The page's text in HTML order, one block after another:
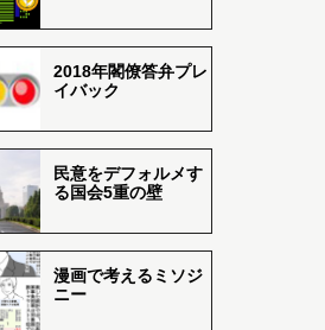
2018年閣僚答弁プレ
イバック
民意をデフォルメす
る国会5重の壁
漫画で考えるミソジ
ニー